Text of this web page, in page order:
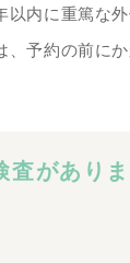
内に重篤な
予約の前に
査があり